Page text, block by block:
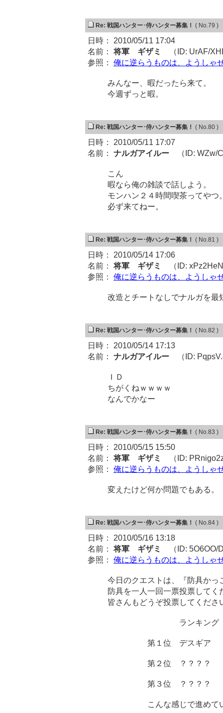
Re: 戦国ハンター･侍ハンター募集！ ( No.79 )
日時： 2010/05/11 17:04
名前：将軍 ギザミ
（ID: UrAF/
参照： 俺に逆らうものは、ようしゃ
みんなー、暇だったら来て。
今週ずっと暇。
Re: 戦国ハンター･侍ハンター募集！ ( No.80 )
日時： 2010/05/11 17:07
名前： ナルガアイルー （ID: WZw/
こん
暇なら俺の雑談で話しよう。
モンハン２４時間喫茶ってやつ
必ず来てねー。
Re: 戦国ハンター･侍ハンター募集！ ( No.81 )
日時： 2010/05/14 17:06
名前：将軍 ギザミ
（ID:
参照： 俺に逆らうものは、ようしゃ
改造とチートなしでナルガを
Re: 戦国ハンター･侍ハンター募集！ ( No.82 )
日時： 2010/05/14 17:13
名前： ナルガアイルー （ID:
ＩＤ
ちがくねｗｗｗｗ
なんでかなー
Re: 戦国ハンター･侍ハンター募集！ ( No.83 )
日時： 2010/05/15 15:50
名前：将軍 ギザミ
（ID:
参照： 俺に逆らうものは、ようしゃ
変えたけど何か問題でもある。
Re: 戦国ハンター･侍ハンター募集！ ( No.84 )
日時： 2010/05/16 13:18
名前：将軍 ギザミ
（ID: 5O6OO/
参照： 俺に逆らうものは、ようしゃ
今日のクエストは、『防具か
防具を一人一回一票投票して
皆さんもどうぞ投票してくださ
ランキング
第１位 デスギア
第２位 ？？？？
第３位 ？？？？
こんな感じで進めてい